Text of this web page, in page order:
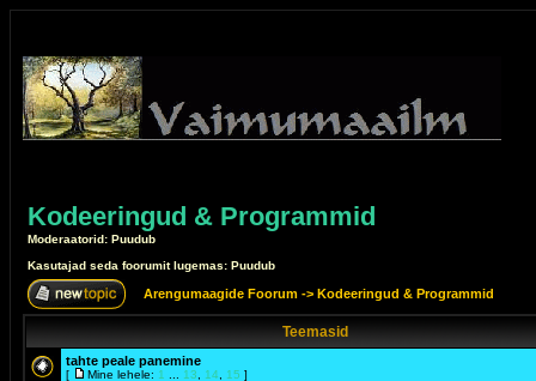
Kodeeringud & Programmid
Moderaatorid: Puudub
Kasutajad seda foorumit lugemas: Puudub
Arengumaagide Foorum -> Kodeeringud & Programmid
Teemasid
tahte peale panemine
[ Mine lehele: 1 13 14 15 ]